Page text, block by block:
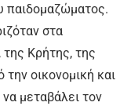
παιδομαζώματος.
στα
Κρήτης, της
οικονομική και
μεταβάλει τον